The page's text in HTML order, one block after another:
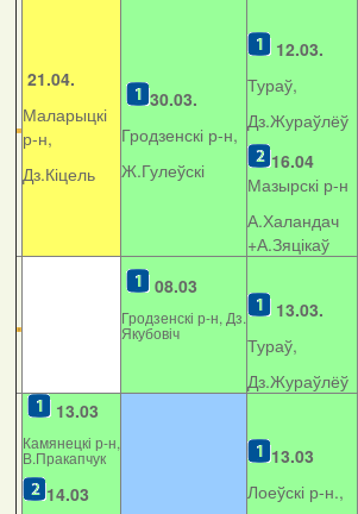
21.04.
Маларыцкі
р-н,
Дз.Кіцель
30.03.
Гродзенскі р-н,
Ж.Гулеўскі
12.03.
Тураў,
Дз.Жураўлёў
16.04
Мазырскі р-н
А.Халандач
+А.Зяцікаў
08.03
Гродзенскі р-н, Дз.
Якубовіч
13.03.
Тураў,
Дз.Жураўлёў
13.03
Камянецкі р-н,
В.Пракапчук
14.03
13.03
Лоеўскі р-н.,